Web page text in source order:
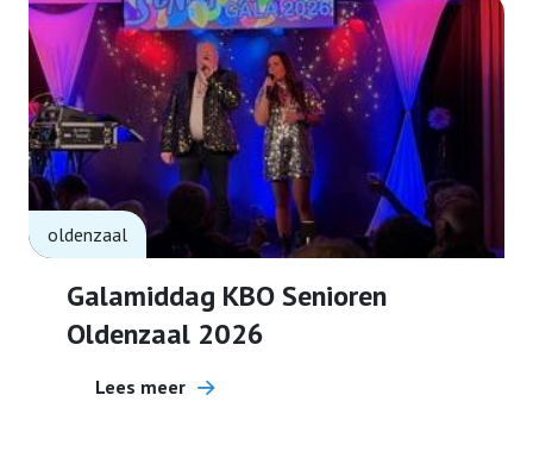
oldenzaal
Galamiddag KBO Senioren
Oldenzaal 2026
Lees meer